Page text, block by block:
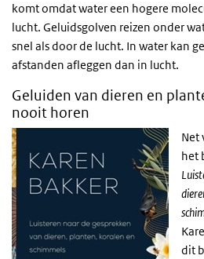
komt omdat water een hogere
lucht. Geluidsgolven reizen onder
snel als door de lucht. In water kan
afstanden afleggen dan in lucht.
Geluiden van dieren en
nooit horen
Net
het
dit